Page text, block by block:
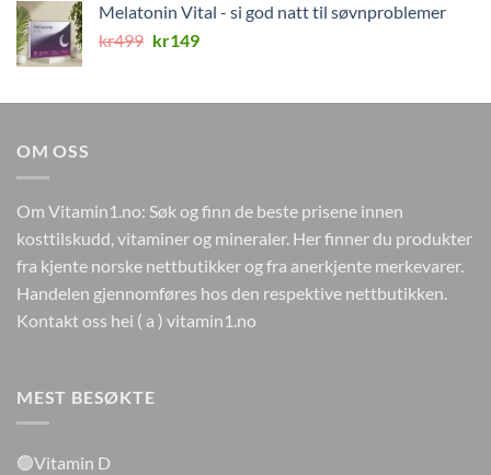
kr378.kr189.
Melatonin Vital - si god natt til søvnproblemer
kr499 Opprinnelig
kr499.
kr149Nåværende
kr149.
OM OSS
Om Vitamin1.no: Søk og finn de beste prisene innen
kosttilskudd, vitaminer og mineraler. Her finner du produkter
fra kjente norske nettbutikker og fra anerkjente merkevarer.
Handelen gjennomføres hos den respektive nettbutikken.
Kontakt oss hei ( a ) vitamin1.no
MEST BESØKTE
🟢Vitamin D